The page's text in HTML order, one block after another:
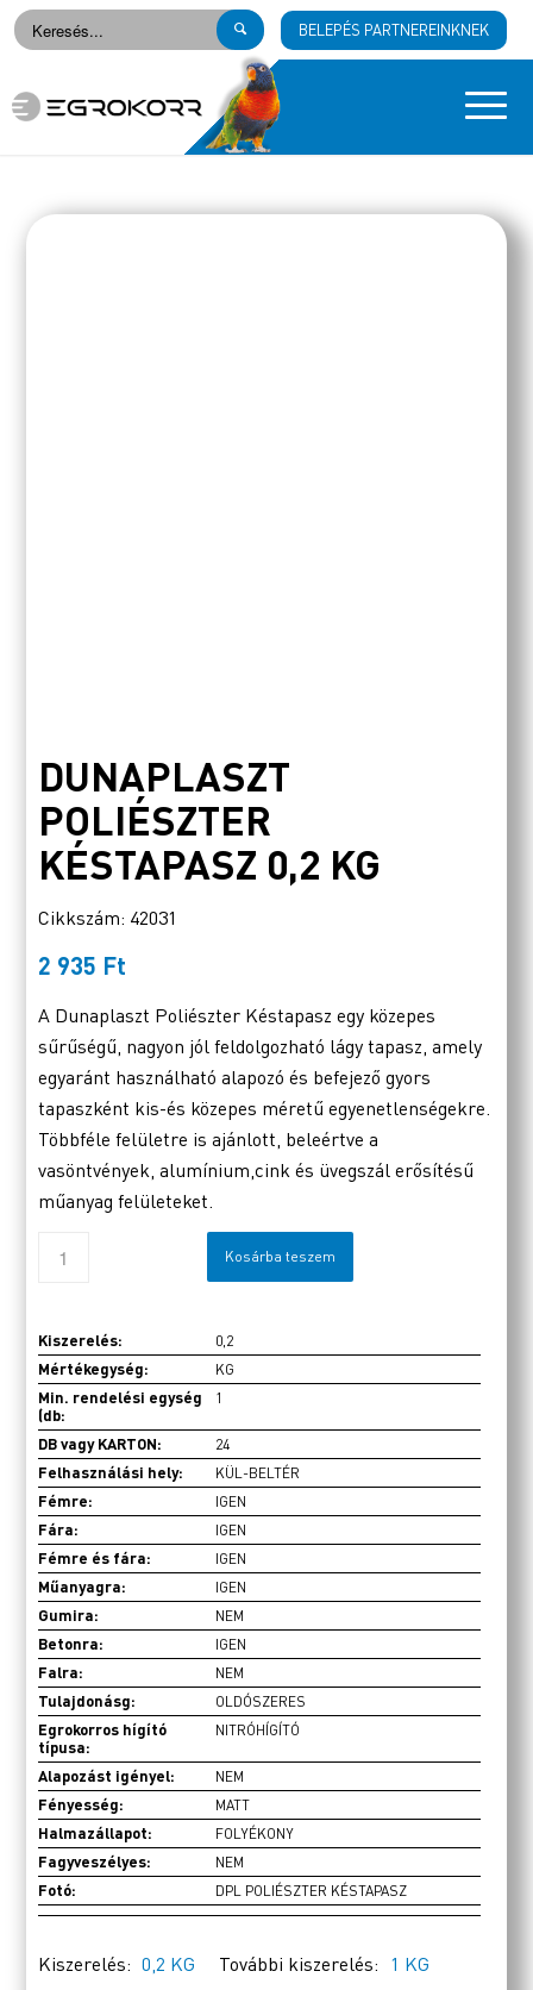
BELEPÉS PARTNEREINKNEK
DUNAPLASZT
POLIÉSZTER
KÉSTAPASZ 0,2 KG
Cikkszám: 42031
2 935 Ft
A Dunaplaszt Poliészter Késtapasz egy közepes
sűrűségű, nagyon jól feldolgozható lágy tapasz, amely
egyaránt használható alapozó és befejező gyors
tapaszként kis-és közepes méretű egyenetlenségekre.
Többféle felületre is ajánlott, beleértve a
vasöntvények, alumínium,cink és üvegszál erősítésű
műanyag felületeket.
Kosárba teszem
Kiszerelés: 0,2
Mértékegység: KG
Min. rendelési egység
(db:
1
DB vagy KARTON: 24
Felhasználási hely: KÜL-BELTÉR
Fémre: IGEN
Fára: IGEN
Fémre és fára: IGEN
Műanyagra: IGEN
Gumira: NEM
Betonra: IGEN
Falra: NEM
Tulajdonásg: OLDÓSZERES
Egrokorros hígító
típusa:
NITRÓHÍGÍTÓ
Alapozást igényel: NEM
Fényesség: MATT
Halmazállapot: FOLYÉKONY
Fagyveszélyes: NEM
Fotó: DPL POLIÉSZTER KÉSTAPASZ
Kiszerelés: 0,2 KG További kiszerelés: 1 KG